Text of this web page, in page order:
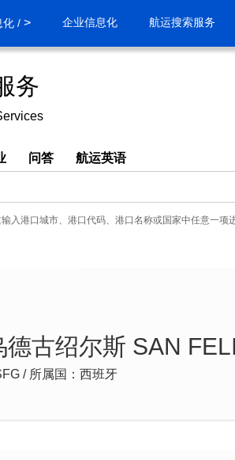
化 / > 企业信息化 航运搜索服务
务
问答 航运英语
入港口城市、港口代码、港口名称或国家中任意一项
德古绍尔斯 SAN
/ 所属国：西班牙